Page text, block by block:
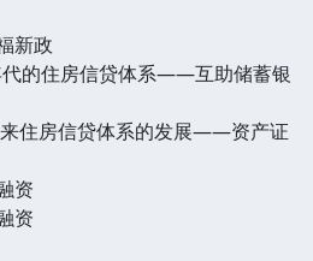
新政
的住房信贷体系——互助储蓄银
住房信贷体系的发展——资产证
资
资